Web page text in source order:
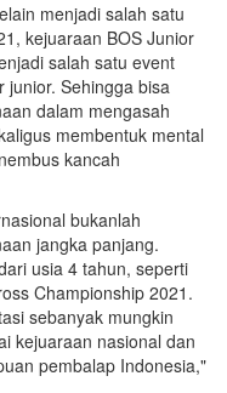
menjadi salah satu
kejuaraan BOS Junior
salah satu event
junior. Sehingga bisa
dalam mengasah
membentuk mental
kancah
bukanlah
jangka panjang.
usia 4 tahun, seperti
Championship 2021.
sebanyak mungkin
kejuaraan nasional dan
pembalap Indonesia,"